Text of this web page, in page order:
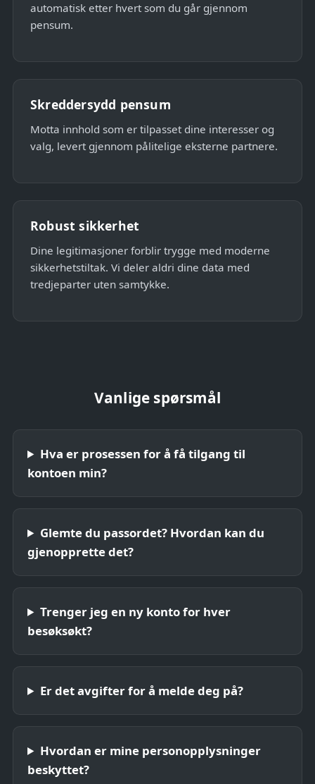
automatisk etter hvert som du går gjennom
pensum.
Skreddersydd pensum
Motta innhold som er tilpasset dine interesser og
valg, levert gjennom pålitelige eksterne partnere.
Robust sikkerhet
Dine legitimasjoner forblir trygge med moderne
sikkerhetstiltak. Vi deler aldri dine data med
tredjeparter uten samtykke.
Vanlige spørsmål
Hva er prosessen for å få tilgang til
kontoen min?
Glemte du passordet? Hvordan kan du
gjenopprette det?
Trenger jeg en ny konto for hver
besøksøkt?
Er det avgifter for å melde deg på?
Hvordan er mine personopplysninger
beskyttet?